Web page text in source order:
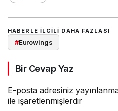
HABERLE ILGILI DAHA FAZLASI
#Eurowings
Bir Cevap Yaz
E-posta adresiniz
ile işaretlenmişlerdir